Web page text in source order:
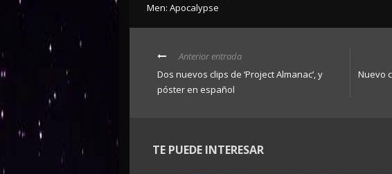
Men: Apocalypse
Anterior entrada
Dos nuevos clips de ‘Project Almanac’, y
póster en español
Nuevo
TE PUEDE INTERESAR